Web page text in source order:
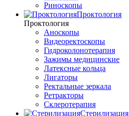
Риноскопы
Проктология
Проктология
Аноскопы
Видеоректоскопы
Гидроколонотерапия
Зажимы медицинские
Латексные кольца
Лигаторы
Ректальные зеркала
Ретракторы
Склеротерапия
Стерилизация